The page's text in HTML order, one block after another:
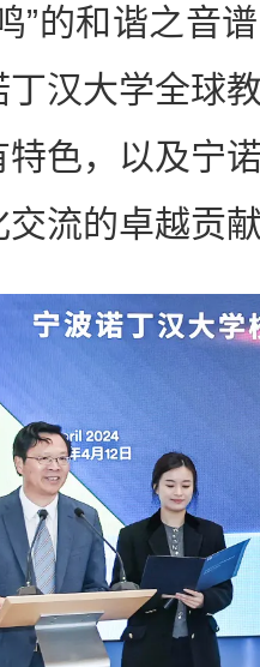
的和谐之音谱
汉大学全球
特色，以及宁
流的卓越贡